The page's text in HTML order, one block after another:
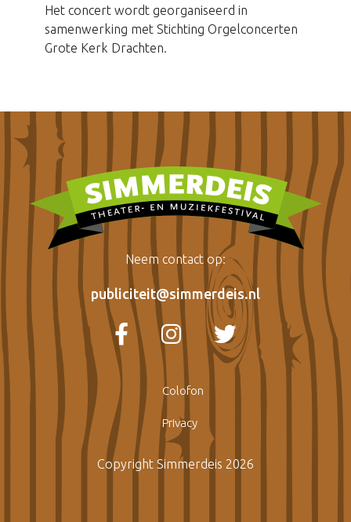
Het concert wordt georganiseerd in
samenwerking met Stichting Orgelconcerten
Grote Kerk Drachten.
Neem contact op:
publiciteit@simmerdeis.nl
Colofon
Privacy
Copyright Simmerdeis 2026